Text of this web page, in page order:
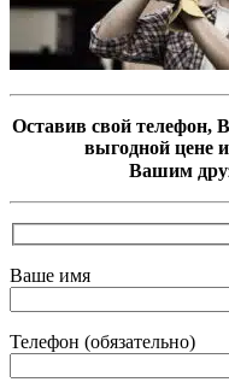
Оставив свой телефон,
выгодной цене
Вашим
Ваше имя
Телефон (обязательно)